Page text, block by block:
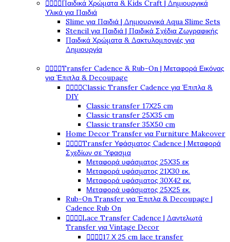
Παιδικά Χρώματα & Kids Craft | Δημιουργικά
Υλικά για Παιδιά
Slime για Παιδιά | Δημιουργικά Aqua Slime Sets
Stencil για Παιδιά | Παιδικά Σχέδια Ζωγραφικής
Παιδικά Χρώματα & Δακτυλομπογιές για
Δημιουργία
Transfer Cadence & Rub-On | Μεταφορά Εικόνας
για Έπιπλα & Decoupage
Classic Transfer Cadence για Έπιπλα &
DIY
Classic transfer 17Χ25 cm
Classic transfer 25Χ35 cm
Classic transfer 35Χ50 cm
Home Decor Transfer για Furniture Makeover
Transfer Υφάσματος Cadence | Μεταφορά
Σχεδίων σε Ύφασμα
Μεταφορά υφάσματος 25Χ35 εκ
Μεταφορά υφάσματος 21Χ30 εκ.
Μεταφορά υφάσματος 30Χ42 εκ.
Μεταφορά υφάσματος 25Χ25 εκ.
Rub-On Transfer για Έπιπλα & Decoupage |
Cadence Rub On
Lace Transfer Cadence | Δαντελωτά
Transfer για Vintage Decor
17 Χ 25 cm lace transfer